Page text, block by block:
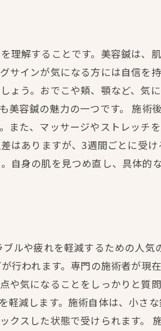
理解することです。美容鍼は、
サインが気になる方には自信を
ょう。おでこや頬、顎など、気
容鍼の魅力の一つです。 施術
また、マッサージやストレッチ
はありますが、3週間ごとに受
身の肌を見つめ直し、具体的
ルや疲れを軽減するための人
行われます。専門の施術者が現
や気になることをしっかりと質
減します。施術自体は、小さ
スした状態で受けられます。